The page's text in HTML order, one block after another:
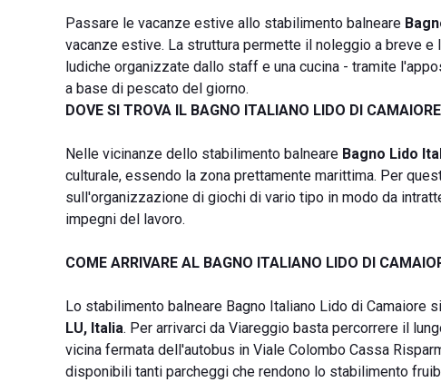
Passare le vacanze estive allo stabilimento balneare
vacanze estive. La struttura permette il noleggio a breve
ludiche organizzate dallo staff e una cucina - tramite
a base di pescato del giorno.
DOVE SI TROVA IL BAGNO ITALIANO LIDO DI CAMAIORE
Nelle vicinanze dello stabilimento balneare Bagno Lido
culturale, essendo la zona prettamente marittima. Per
sull'organizzazione di giochi di vario tipo in modo da
impegni del lavoro.
COME ARRIVARE AL BAGNO ITALIANO LIDO DI
Lo stabilimento balneare Bagno Italiano Lido di Camaiore
LU, Italia. Per arrivarci da Viareggio basta percorrere il
vicina fermata dell'autobus in Viale Colombo Cassa
disponibili tanti parcheggi che rendono lo stabilimento